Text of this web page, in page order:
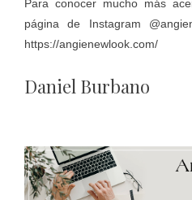
Para conocer mucho más
página de Instagram
https://angienewlook.com/
Daniel Burbano